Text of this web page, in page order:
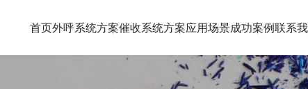
首页外呼系统方案催收系统方案应用场景成功案例联系